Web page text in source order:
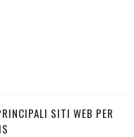
SITI WEB PER